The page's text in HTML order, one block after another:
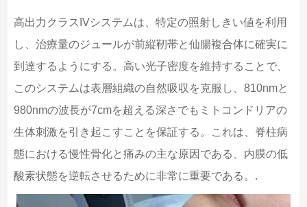
高出力クラスIVシステムは、特定の照射しきい値を利用
し、治療量のジュールが前縦靭帯と仙腸複合体に確実に
到達するようにする。高い光子密度を維持することで、
このシステムは表層組織の自然吸収を克服し、810nmと
980nmの波長が7cmを超える深さでもミトコンドリアの
生体刺激を引き起こすことを保証する。これは、脊柱病
態における慢性骨化と痛みの主な原因である、内膜の低
酸素状態を逆転させるために非常に重要である。.